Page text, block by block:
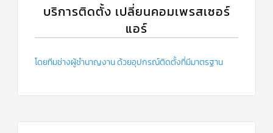
บริการติดตั้ง เปลี่ยนคอมเพรสเซอร์
แอร์
โดยทีมช่างผู้ชำนาญงาน ด้วยอุปกรณ์ติดตั้งที่มีมาตรฐาน